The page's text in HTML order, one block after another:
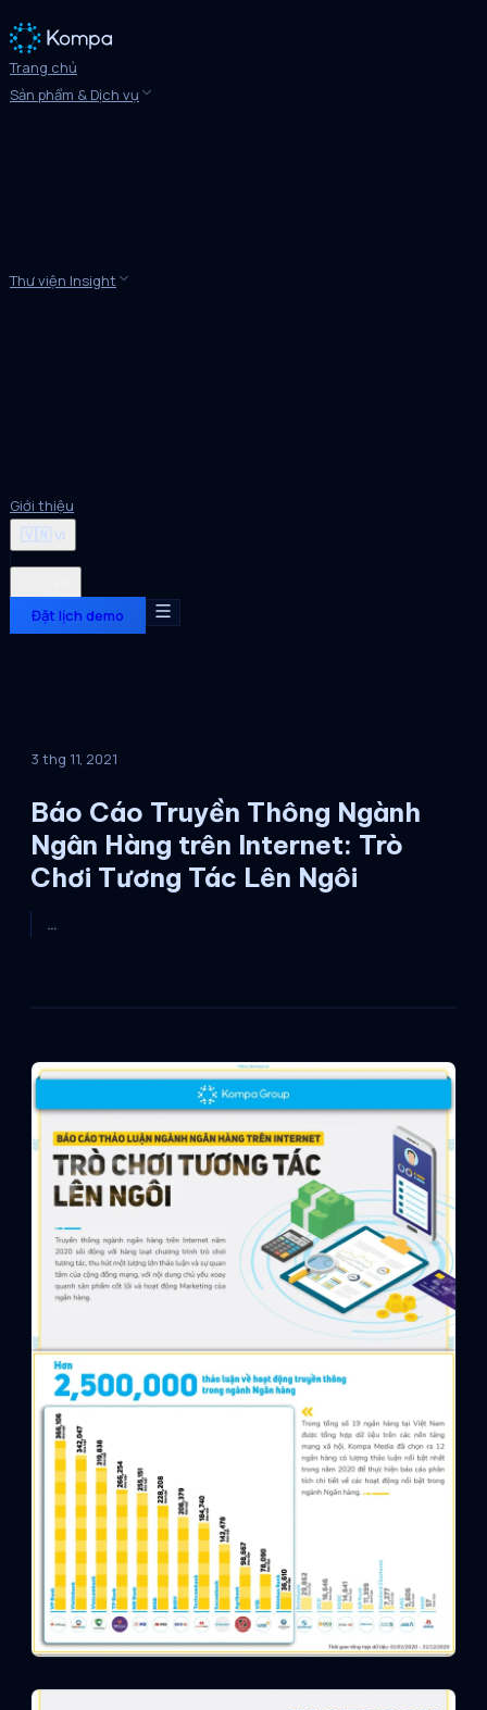
Trang chủ
Sản phẩm & Dịch vụ
Thư viện Insight
Giới thiệu
🇻🇳 VI
Đặt lịch demo
3 thg 11, 2021
Báo Cáo Truyền Thông Ngành
Ngân Hàng trên Internet: Trò
Chơi Tương Tác Lên Ngôi
…